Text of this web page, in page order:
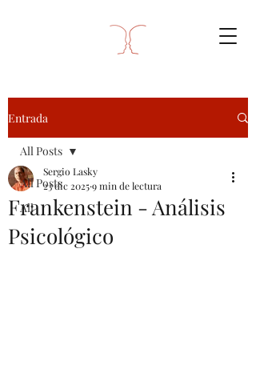
Entrada
All Posts
All
All Posts
Frankenstein - Análisis
Psicológico
Sergio Lasky
23 dic 20259 min de lectura